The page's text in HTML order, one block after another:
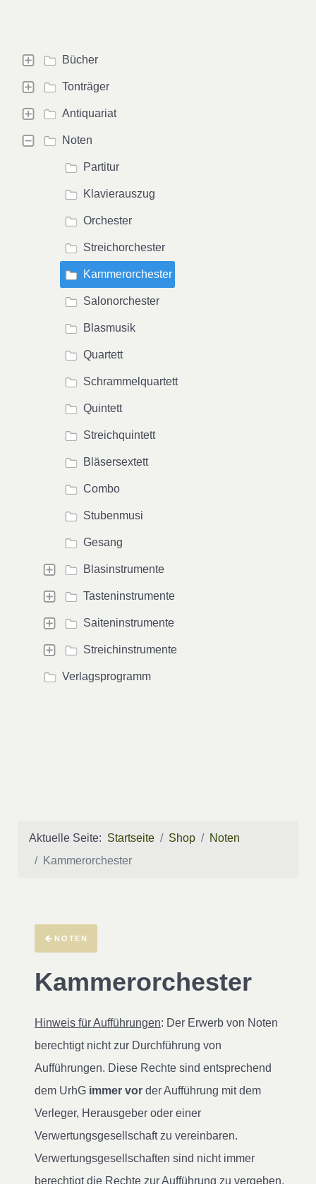
Bücher
Tonträger
Antiquariat
Noten
Partitur
Klavierauszug
Orchester
Streichorchester
Kammerorchester
Salonorchester
Blasmusik
Quartett
Schrammelquartett
Quintett
Streichquintett
Bläsersextett
Combo
Stubenmusi
Gesang
Blasinstrumente
Tasteninstrumente
Saiteninstrumente
Streichinstrumente
Verlagsprogramm
Aktuelle Seite: Startseite Shop
Noten
Kammerorchester
NOTEN
Kammerorchester
Hinweis für Aufführungen: Der Erwerb von Noten
berechtigt nicht zur Durchführung von
Aufführungen. Diese Rechte sind entsprechend
dem UrhG immer vor der Aufführung mit dem
Verleger, Herausgeber oder einer
Verwertungsgesellschaft zu vereinbaren.
Verwertungsgesellschaften sind nicht immer
berechtigt die Rechte zur Aufführung zu vergeben.